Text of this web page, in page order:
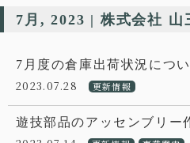
7月, 2023 | 株式会社 山
7月度の倉庫出荷状況につ
2023.07.28 更新情報
遊技部品のアッセンブリ